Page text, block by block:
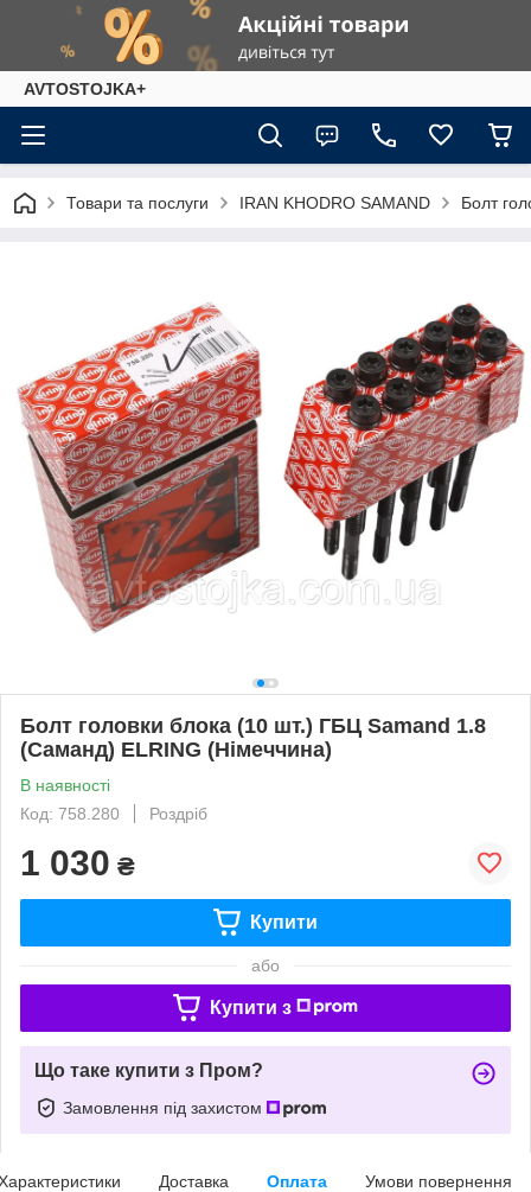
AVTOSTOJKA+
Товари та послуги IRAN KHODRO SAMAND Болт
Болт головки блока (10 шт.) ГБЦ Samand 1.8
(Саманд) ELRING (Німеччина)
В наявності
Код: 758.280
Роздріб
1 030 ₴
Купити
або
Купити з
Що таке купити з Пром?
Замовлення під захистом
Доставка Оплата Умови повернення